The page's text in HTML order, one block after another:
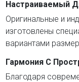
Настраиваемый
Оригинальные и
изготовлены
вариантами
Гармония С
Благодаря